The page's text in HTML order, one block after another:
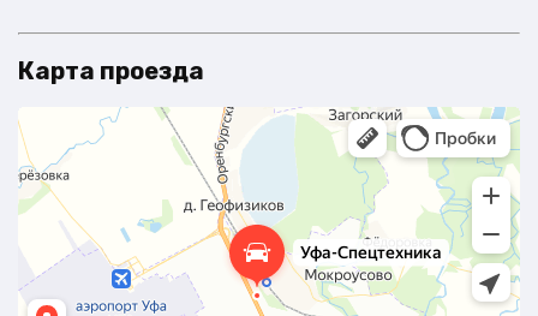
Карта проезда